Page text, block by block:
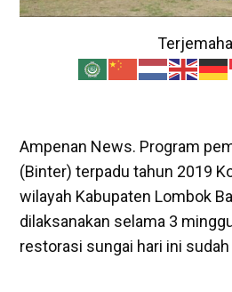
Ampenan News. Program
(Binter) terpadu tahun 2019
wilayah Kabupaten Lombok
dilaksanakan selama 3
restorasi sungai hari ini sudah